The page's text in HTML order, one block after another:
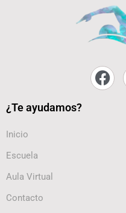
¿Te ayudamos?
Inicio
Escuela
Aula Virtual
Contacto